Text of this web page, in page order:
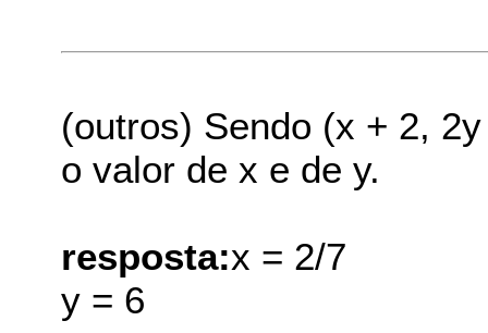
(outros) Sendo (x + 2,
o valor de x e de y.
resposta:x = 2/7
y = 6